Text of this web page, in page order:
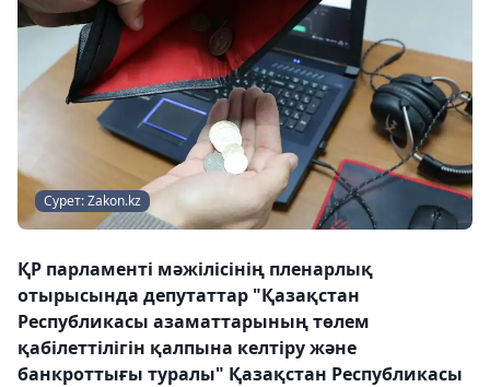
Сурет: Zakon.kz
ҚР парламенті мәжілісінің пленарлық
отырысында депутаттар "Қазақстан
Республикасы азаматтарының төлем
қабілеттілігін қалпына келтіру және
банкроттығы туралы" Қазақстан Республикасы